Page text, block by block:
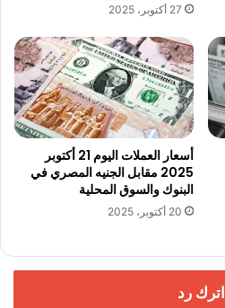
27 أكتوبر، 2025
أسعار العملات اليوم 21 أكتوبر
2025 مقابل الجنيه المصري في
البنوك والسوق المحلية
20 أكتوبر، 2025
اترك رد